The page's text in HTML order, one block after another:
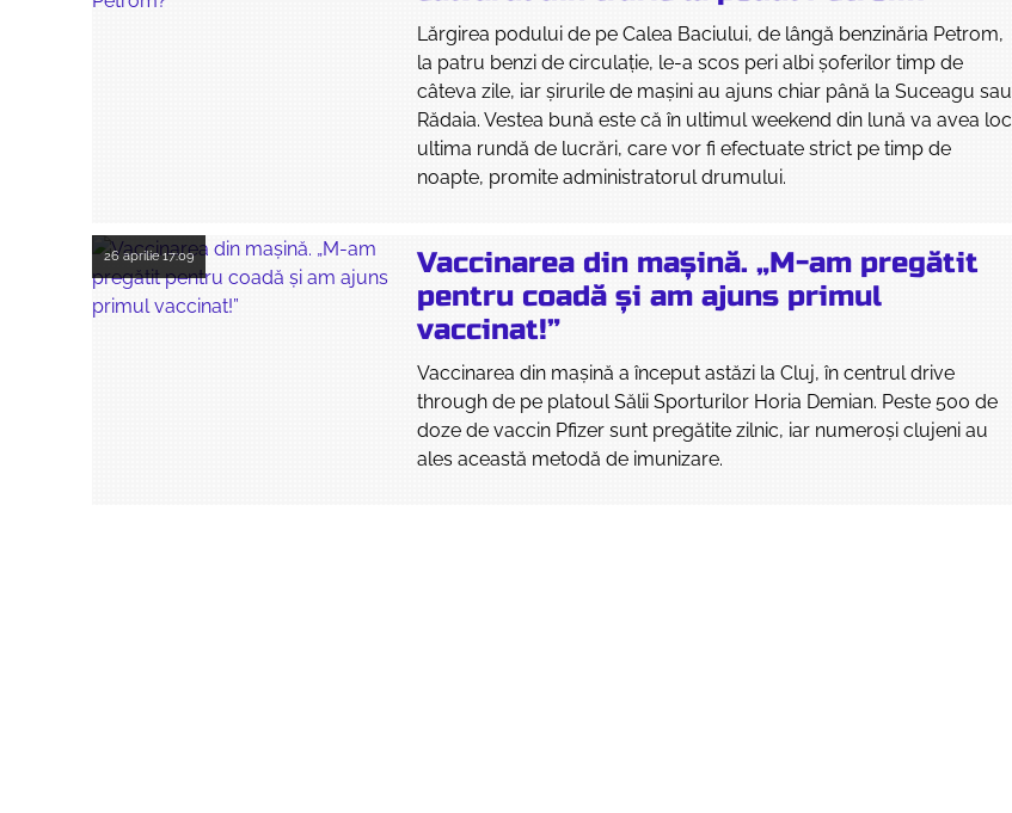
Lărgirea podului de pe Calea Baciului, de lângă benzinăria Petrom,
la patru benzi de circulație, le-a scos peri albi șoferilor timp de
câteva zile, iar șirurile de mașini au ajuns chiar până la Suceagu sau
Rădaia. Vestea bună este că în ultimul weekend din lună va avea loc
ultima rundă de lucrări, care vor fi efectuate strict pe timp de
noapte, promite administratorul drumului.
26 aprilie17:09
Vaccinarea din mașină. „M-am pregătit
pentru coadă și am ajuns primul
vaccinat!”
Vaccinarea din mașină a început astăzi la Cluj, în centrul drive
through de pe platoul Sălii Sporturilor Horia Demian. Peste 500 de
doze de vaccin Pfizer sunt pregătite zilnic, iar numeroși clujeni au
ales această metodă de imunizare.